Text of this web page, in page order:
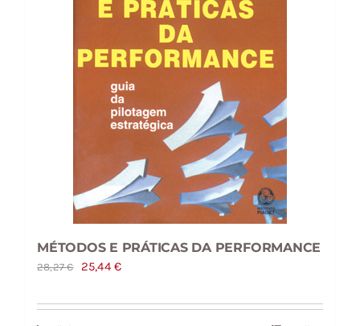
MÉTODOS E PRÁTICAS DA PERFORMANCE
28,27€
O
original
25,44€O
atual